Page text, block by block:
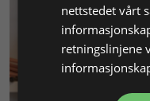
nettstedet vårt
retningslinjene